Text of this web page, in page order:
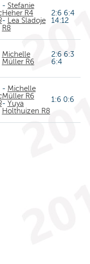
- Stefanie
Heher R4
-
Lea Sladoje
R8
2:6 6:4
14:12
Michelle
Müller R6
2:6 6:3
6:4
- Michelle
Müller R6
- Yuya
Holthuizen R8
1:6 0:6